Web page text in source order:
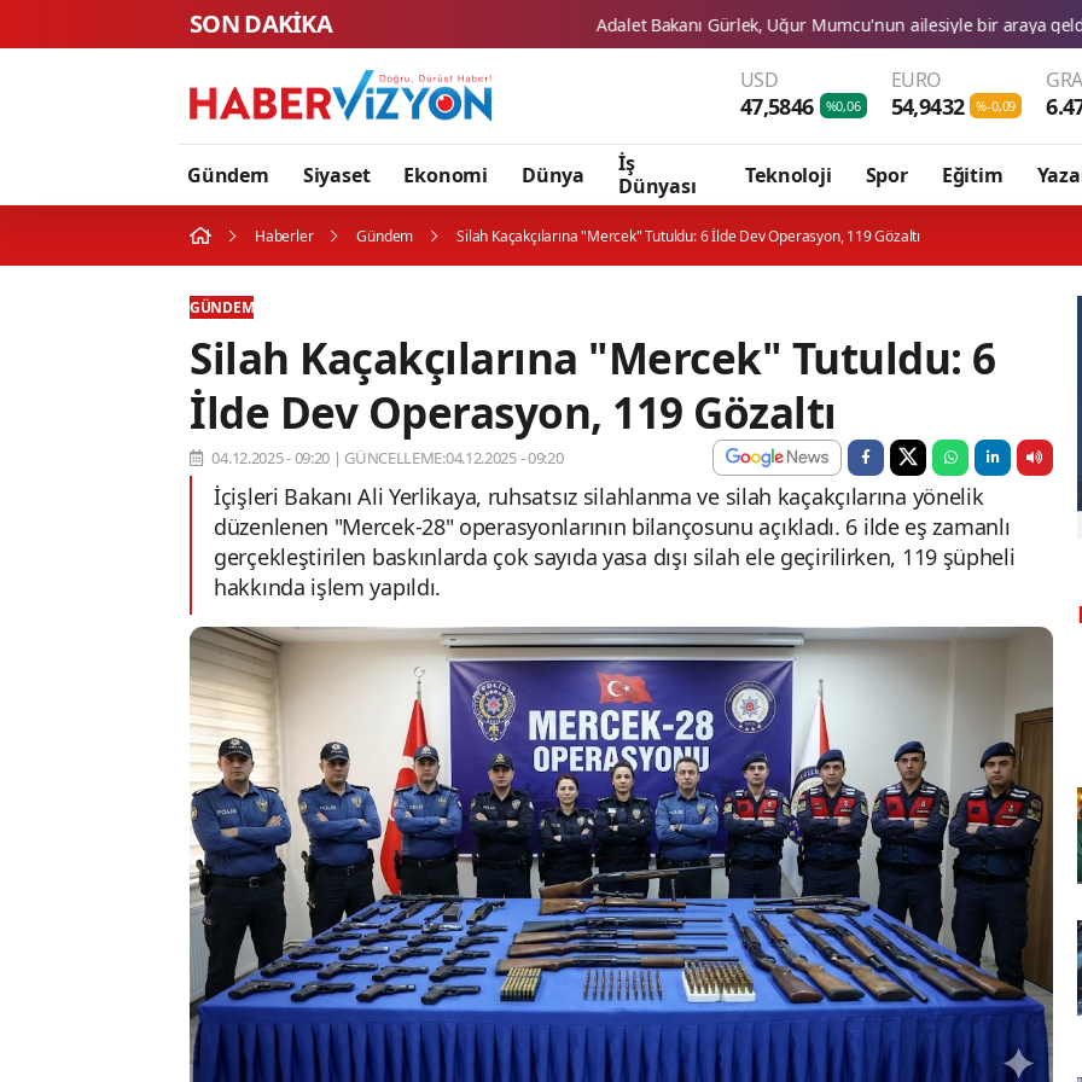
SON DAKİKA Adalet Bakanı Gürlek, Uğur Mumcu'nun ailesiyle bir araya geldi Ata
USD
47,5846 %0,06
EURO
54,9432 %-0,09
Gündem Siyaset Ekonomi Dünya
İş
Dünyası
Teknoloji Spor Eğitim
Haberler Gündem Silah Kaçakçılarına "Mercek" Tutuldu: 6 İlde Dev Operasyon, 119 Gözaltı
GÜNDEM
Silah Kaçakçılarına "Mercek" Tutuldu: 6
İlde Dev Operasyon, 119 Gözaltı
04.12.2025 - 09:20 | GÜNCELLEME:04.12.2025 - 09:20
İçişleri Bakanı Ali Yerlikaya, ruhsatsız silahlanma ve silah kaçakçılarına yönelik
düzenlenen "Mercek-28" operasyonlarının bilançosunu açıkladı. 6 ilde eş zamanlı
gerçekleştirilen baskınlarda çok sayıda yasa dışı silah ele geçirilirken, 119 şüpheli
hakkında işlem yapıldı.